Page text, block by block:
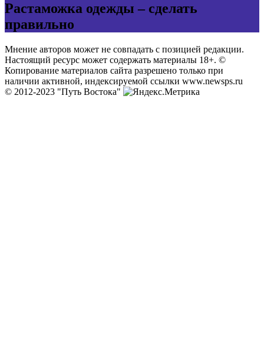
Растаможка одежды – сделать
правильно
Мнение авторов может не совпадать с позицией редакции.
Настоящий ресурс может содержать материалы 18+. ©
Копирование материалов сайта разрешено только при
наличии активной, индексируемой ссылки www.newsps.ru
© 2012-2023 "Путь Востока"